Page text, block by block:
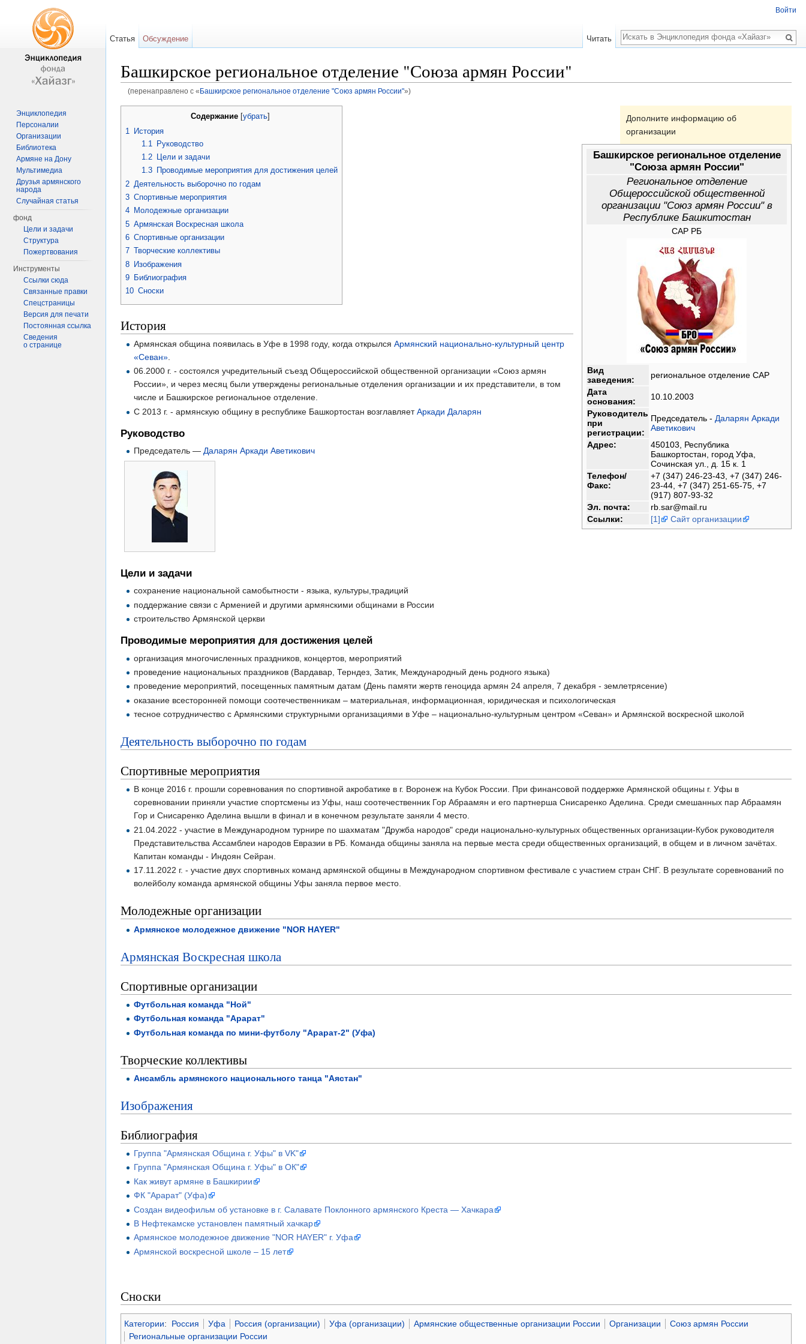
Башкирское региональное отделение "Союза армян России"
(перенаправлено с « Башкирское региональное отделение "Союз армян России"»)
Дополните информацию об
организации
Башкирское региональное отделение
"Союза армян России"
Региональное отделение
Общероссийской общественной
организации "Союз армян России" в
Республике Башкитостан
САР РБ
Вид
заведения:
региональное отделение САР
Дата
основания:
10.10.2003
Руководитель
при
регистрации:
Председатель - Даларян Аркади
Аветикович
Адрес:
450103, Республика
Башкортостан, город Уфа,
Сочинская ул., д. 15 к. 1
Телефон/
Факс:
+7 (347) 246-23-43, +7 (347) 246-
23-44, +7 (347) 251-65-75, +7
(917) 807-93-32
Эл. почта:
rb.sar@mail.ru
Ссылки:
[1] Сайт организации
Содержание [убрать]
1
История
1.1
Руководство
1.2
Цели и задачи
1.3
Проводимые мероприятия для достижения целей
2 Деятельность выборочно по годам
3 Спортивные мероприятия
4 Молодежные организации
5 Армянская Воскресная школа
6 Спортивные организации
7 Творческие коллективы
8 Изображения
9 Библиография
10 Сноски
История
Армянская община появилась в Уфе в 1998 году, когда открылсяАрмянский национально-культурный центр
«Севан»
06.2000 г. - состоялся учредительный съезд Общероссийской общественной организации «Союз армян
России», и через месяц были утверждены региональные отделения организации и их представители, в том
числе и Башкирское региональное отделение.
С 2013 г. - армянскую общину в республике Башкортостан возглавляетАркади Даларян
Руководство
Председатель —Даларян Аркади Аветикович
Цели и задачи
сохранение национальной самобытности - языка, культуры,традиций
поддержание связи с Арменией и другими армянскими общинами в России
строительство Армянской церкви
Проводимые мероприятия для достижения целей
организация многочисленных праздников, концертов, мероприятий
проведение национальных праздников (Вардавар, Терндез, Затик, Международный день родного языка)
проведение мероприятий, посещенных памятным датам (День памяти жертв геноцида армян 24 апреля, 7 декабря - землетрясение)
оказание всесторонней помощи соотечественникам – материальная, информационная, юридическая и психологическая
тесное сотрудничество с Армянскими структурными организациями в Уфе – национально-культурным центром «Севан» и Армянской воскресной школой
Деятельность выборочно по годам
Спортивные мероприятия
В конце 2016 г. прошли соревнования по спортивной акробатике в г. Воронеж на Кубок России. При финансовой поддержке Армянской общины г. Уфы в
соревновании приняли участие спортсмены из Уфы, наш соотечественник Гор Абраамян и его партнерша Снисаренко Аделина. Среди смешанных пар Абраамян
Гор и Снисаренко Аделина вышли в финал и в конечном результате заняли 4 место.
21.04.2022 - участие в Международном турнире по шахматам "Дружба народов" среди национально-культурных общественных организации-Кубок руководителя
Представительства Ассамблеи народов Евразии в РБ. Команда общины заняла на первые места среди общественных организаций, в общем и в личном зачётах.
Капитан команды - Индоян Сейран.
17.11.2022 г. - участие двух спортивных команд армянской общины в Международном спортивном фестивале с участием стран СНГ. В результате соревнований по
волейболу команда армянской общины Уфы заняла первое место.
Молодежные организации
Армянское молодежное движение "NOR HAYER"
Армянская Воскресная школа
Спортивные организации
Футбольная команда "Ной"
Футбольная команда "Арарат"
Футбольная команда по мини-футболу "Арарат-2" (Уфа)
Творческие коллективы
Ансамбль армянского национального танца "Аястан"
Изображения
Библиография
Группа "Армянская Община г. Уфы" в VK"
Группа "Армянская Община г. Уфы" в ОК"
Как живут армяне в Башкирии
ФК "Арарат" (Уфа)
Создан видеофильм об установке в г. Салавате Поклонного армянского Креста — Хачкара
В Нефтекамске установлен памятный хачкар
Армянское молодежное движение "NOR HAYER" г. Уфа
Армянской воскресной школе – 15 лет
Сноски
Категории: Россия Уфа Россия (организации) Уфа (организации) Армянские общественные организации России Организации
Союз армян России
Региональные организации России
Войти
Статья Обсуждение Читать
Поиск
Энциклопедия
Персоналии
Организации
Библиотека
Армяне на Дону
Мультимедиа
Друзья армянского
народа
Случайная статья
фонд
Цели и задачи
Структура
Пожертвования
Инструменты
Ссылки сюда
Связанные правки
Спецстраницы
Версия для печати
Постоянная ссылка
Сведения
о странице